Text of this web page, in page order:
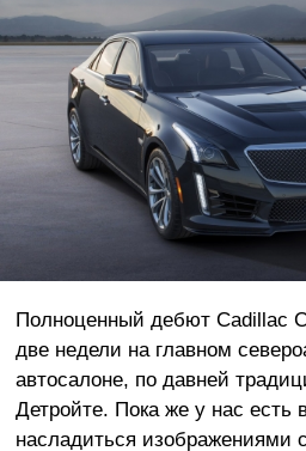
Полноценный дебют Cadillac
две недели на главном
автосалоне, по давней
Детройте. Пока же у нас есть
насладиться изображениями